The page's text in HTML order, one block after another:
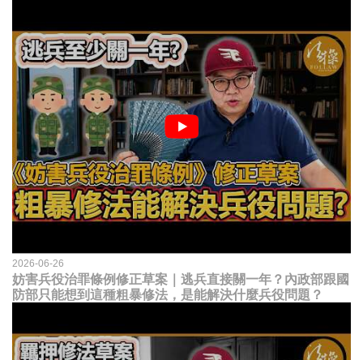
2026-06-26
妨害兵役治罪條例修正草案｜逃兵直接關一年？內政部跟國
防部只能想到這種粗暴修法，是能解決什麼兵役問題？